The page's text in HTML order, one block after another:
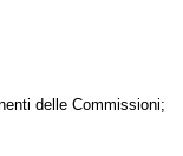
delle Commissioni;